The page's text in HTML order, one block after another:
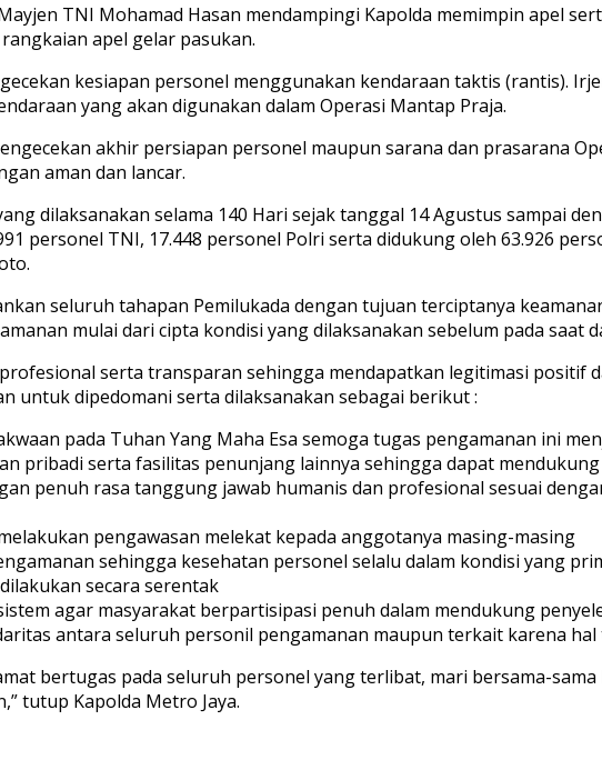
TNI Mohamad Hasan mendampingi Kapolda memimpin apel
apel gelar pasukan.
kesiapan personel menggunakan kendaraan taktis (rantis).
yang akan digunakan dalam Operasi Mantap Praja.
akhir persiapan personel maupun sarana dan prasarana
aman dan lancar.
dilaksanakan selama 140 Hari sejak tanggal 14 Agustus sampai
personel TNI, 17.448 personel Polri serta didukung oleh 63.926
seluruh tahapan Pemilukada dengan tujuan terciptanya
mulai dari cipta kondisi yang dilaksanakan sebelum pada saat
serta transparan sehingga mendapatkan legitimasi positif
untuk dipedomani serta dilaksanakan sebagai berikut :
pada Tuhan Yang Maha Esa semoga tugas pengamanan ini
pribadi serta fasilitas penunjang lainnya sehingga dapat
penuh rasa tanggung jawab humanis dan profesional sesuai
pengawasan melekat kepada anggotanya masing-masing
sehingga kesehatan personel selalu dalam kondisi yang
secara serentak
agar masyarakat berpartisipasi penuh dalam mendukung
antara seluruh personil pengamanan maupun terkait karena
bertugas pada seluruh personel yang terlibat, mari bersama-
tutup Kapolda Metro Jaya.